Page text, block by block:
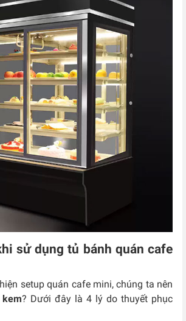
sử dụng tủ bánh quán cafe
setup quán cafe mini, chúng ta nên
? Dưới đây là 4 lý do thuyết phục